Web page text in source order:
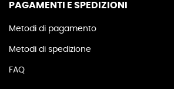
PAGAMENTI E SPEDIZIONI
Metodi di pagamento
Metodi di spedizione
FAQ